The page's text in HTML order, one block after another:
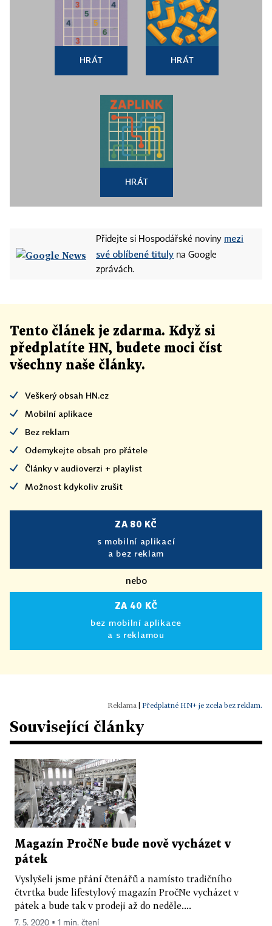
HRÁT HRÁT
HRÁT
Přidejte si Hospodářské noviny mezi
své oblíbené tituly na Google
zprávách.
Tento článek je zdarma. Když si
předplatíte HN, budete moci číst
všechny naše články.
Veškerý obsah HN.cz
Mobilní aplikace
Bez reklam
Odemykejte obsah pro přátele
Články v audioverzi + playlist
Možnost kdykoliv zrušit
ZA 80 KČ
s mobilní aplikací
a bez reklam
nebo
ZA 40 KČ
bez mobilní aplikace
a s reklamou
Předplatné HN+ je zcela bez reklam.
Související články
Magazín PročNe bude nově vycházet v
pátek
Vyslyšeli jsme přání čtenářů a namísto tradičního
čtvrtka bude lifestylový magazín PročNe vycházet v
pátek a bude tak v prodeji až do neděle....
7. 5. 2020 ▪ 1 min. čtení